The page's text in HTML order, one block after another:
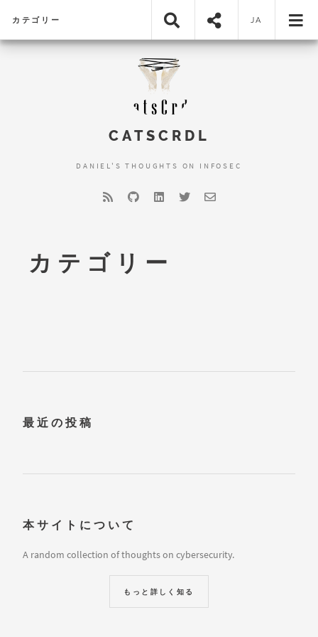
カテゴリー JA
CATSCRDL
DANIEL'S THOUGHTS ON INFOSEC
カテゴリー
最近の投稿
本サイトについて
A random collection of thoughts on cybersecurity.
もっと詳しく知る